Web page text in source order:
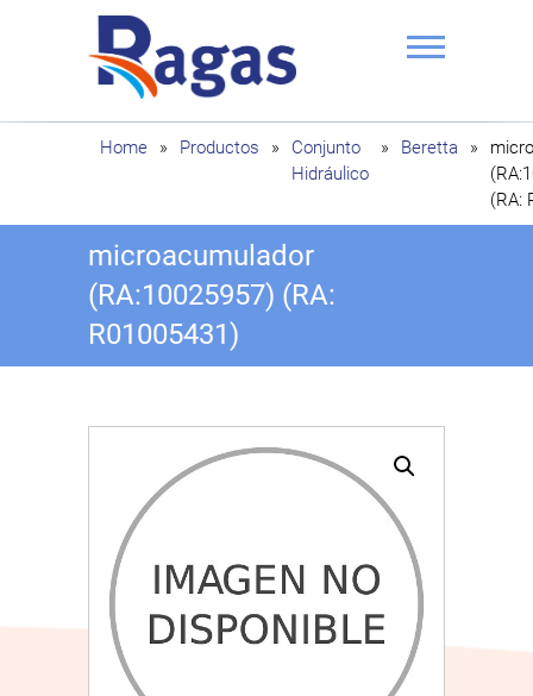
Ragas
Home » Productos »
Conjunto
Hidráulico
» Beretta »
(RA:
microacumulador
(RA:10025957) (RA:
R01005431)